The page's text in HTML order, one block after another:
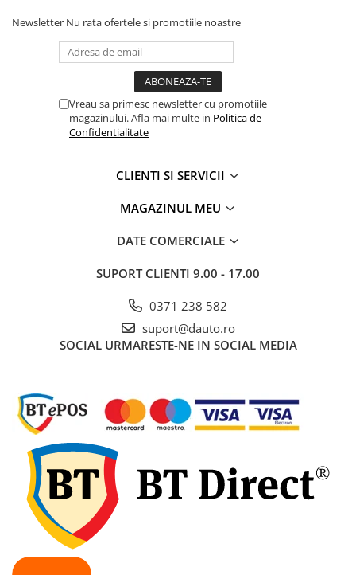
Suporturi si socluri sigurante auto
Sprayuri, intretinere si cosmetica
Cosmetica interior si exterior auto
Degripante, lubrifianti, creme si
Vopsea spray si antifoane
Accesorii si Echipamente Auto
Accesorii iarna auto
Lanturi si sisteme antiderapante
Perii si raclete auto pentru iarna
Mufe, Electrovalve
Electrovalve si Supape Pneumatice
Furtune Pneumatice pentru Aer
Comprimat
Furtune si Pistoale pentru Umflat
Roti
Mufe de Cuplare Aer
Pistoale de Suflat Aer
Racorduri si Cuplaje Rapide
Pneumatice
Newsletter Nu rata ofertele si promotiile noastre
Vreau sa primesc newsletter cu promotiile
magazinului. Afla mai multe in Politica de
Confidentialitate
CLIENTI SI SERVICII
MAGAZINUL MEU
DATE COMERCIALE
SUPORT CLIENTI 9.00 - 17.00
0371 238 582
suport@dauto.ro
SOCIAL URMARESTE-NE IN SOCIAL MEDIA